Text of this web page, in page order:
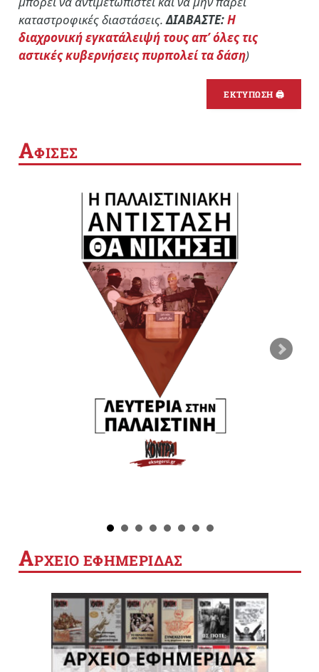
καταστροφικές διαστάσεις.ΔΙΑΒΑΣΤΕ:Η
διαχρονική εγκατάλειψή τους απ’ όλες τις
αστικές κυβερνήσεις πυρπολεί τα δάση)
ΕΚΤΥΠΩΣΗ 🖨
ΑΦΙΣΕΣ
ΑΡΧΕΙΟ ΕΦΗΜΕΡΙΔΑΣ